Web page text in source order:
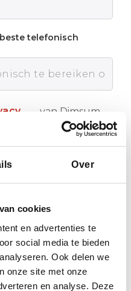
Over
cookies
en advertenties te
social media te bieden
Ook delen we
onze site met onze
en analyse. Deze
telefonisch
van Dimsum
Reizen